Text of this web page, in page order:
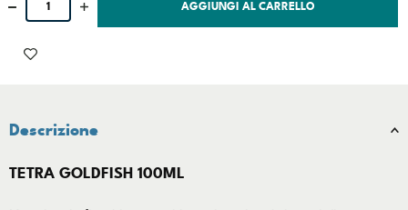
AGGIUNGI AL CARRELLO
Descrizione
TETRA GOLDFISH 100ML